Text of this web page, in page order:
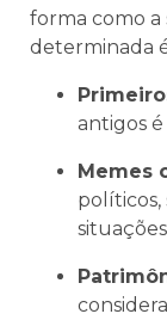
forma como a
determinada
antigos é
Memes
políticos,